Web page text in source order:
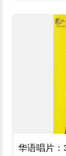
华语唱片